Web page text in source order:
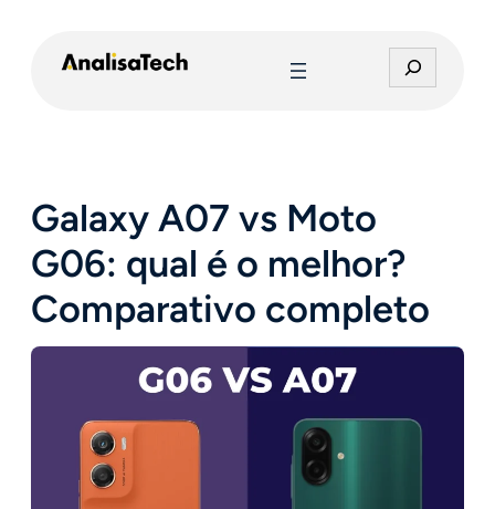
e
r
Galaxy A07 vs Moto
G06: qual é o melhor?
Comparativo completo